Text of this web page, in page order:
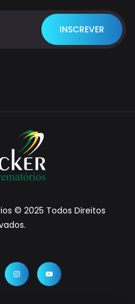
© 2025 Todos Direitos